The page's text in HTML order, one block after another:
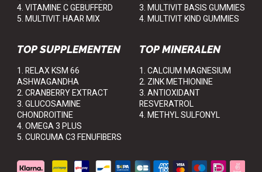
4. VITAMINE C GEBUFFERD
5. MULTIVIT. HAAR MIX
3. MULTIVIT BASIS GUMMIES
4. MULTIVIT KIND GUMMIES
TOP SUPPLEMENTEN
1. RELAX KSM 66
ASHWAGANDHA
2. CRANBERRY EXTRACT
3. GLUCOSAMINE
CHONDROITINE
4. OMEGA 3 PLUS
5. CURCUMA C3 FENUFIBERS
TOP MINERALEN
1. CALCIUM MAGNESIUM
2. ZINK METHIONINE
3. ANTIOXIDANT
RESVERATROL
4. METHYL SULFONYL